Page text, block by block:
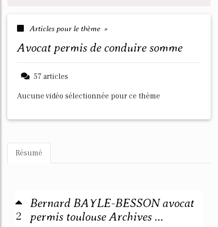
Articles pour le thème »
avocat permis de conduire somme
57 articles
Aucune vidéo sélectionnée pour ce thème
Résumé
2
Bernard BAYLE-BESSON avocat
permis toulouse Archives ...